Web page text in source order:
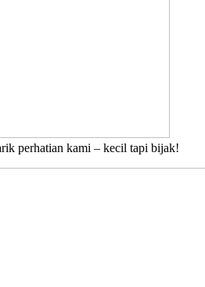
perhatian kami – kecil tapi bijak!